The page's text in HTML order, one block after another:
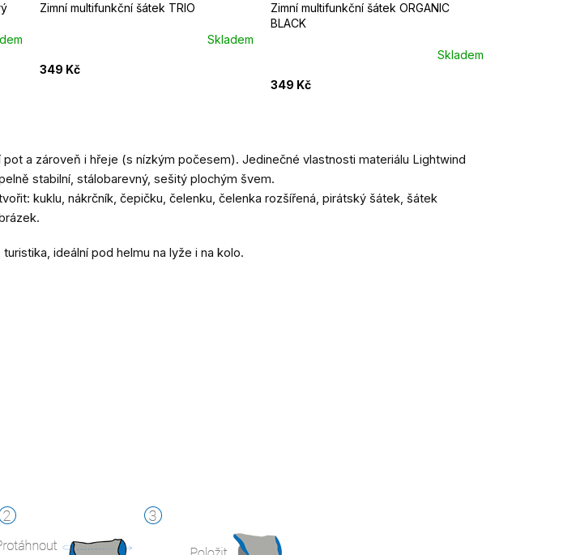
Zimní multifunkční šátek TRIO
Skladem
349 Kč
Zimní multifunkční šátek ORGANIC
BLACK
Skladem
349 Kč
a zároveň i hřeje (s nízkým počesem). Jedinečné vlastnosti materiálu Lightwind
stabilní, stálobarevný, sešitý plochým švem.
kuklu, nákrčník, čepičku, čelenku, čelenka rozšířená, pirátský šátek, šátek
ideální pod helmu na lyže i na kolo.